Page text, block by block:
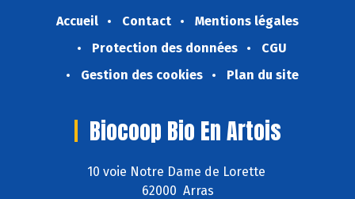
Accueil Contact
Mentions légales
Protection des données
CGU
Gestion des cookies
Plan du site
Biocoop Bio En Artois
10 voie Notre Dame de Lorette
62000 Arras